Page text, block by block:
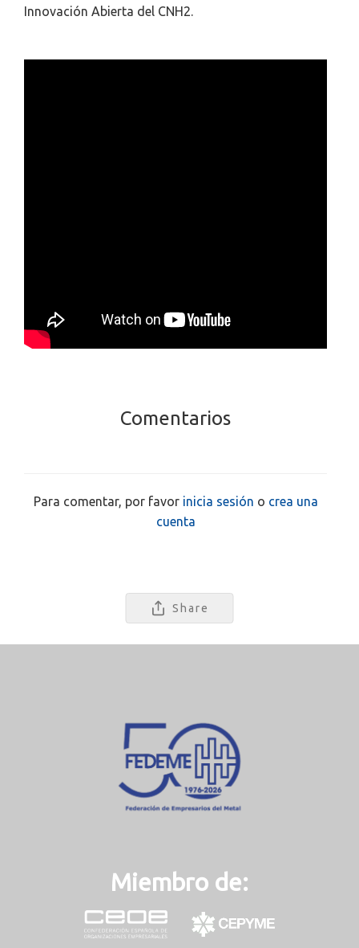
Innovación Abierta del CNH2.
Comentarios
Para comentar, por favor inicia sesión o crea una
cuenta
Share
Miembro de: